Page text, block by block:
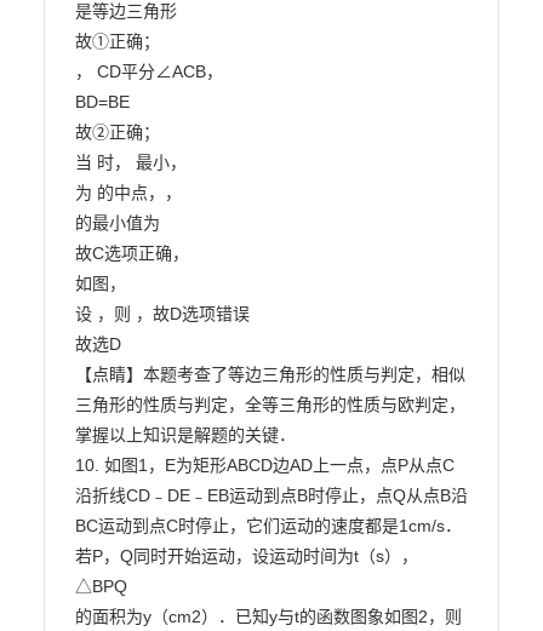
是等边三角形
故①正确；
， CD平分∠ACB，
BD=BE
故②正确；
当 时， 最小，
为 的中点，，
的最小值为
故C选项正确，
如图，
设 ，则 ，故D选项错误
故选D
【点睛】本题考查了等边三角形的性质与判定，相似
三角形的性质与判定，全等三角形的性质与欧判定，
掌握以上知识是解题的关键．
10. 如图1，E为矩形ABCD边AD上一点，点P从点C
沿折线CD﹣DE﹣EB运动到点B时停止，点Q从点B沿
BC运动到点C时停止，它们运动的速度都是1cm/s．
若P，Q同时开始运动，设运动时间为t（s），
△BPQ
的面积为y（cm2）．已知y与t的函数图象如图2，则